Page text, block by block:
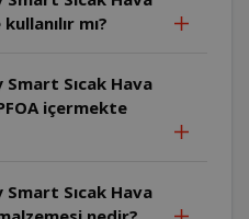
mı?
Sıcak Hava
içermekte
Sıcak Hava